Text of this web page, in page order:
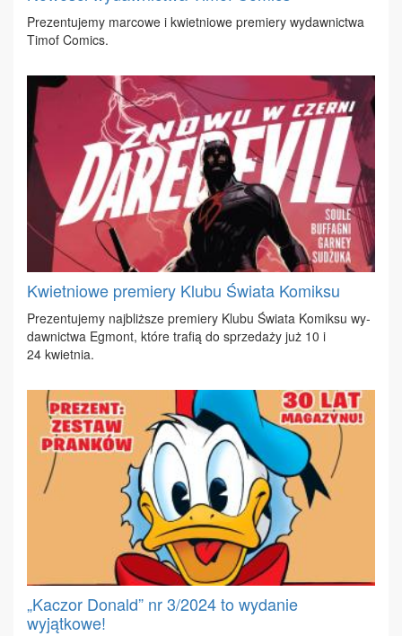
Pre­zen­tu­je­my mar­co­we i kwiet­nio­we pre­mie­ry wy­daw­nic­twa
Ti­mof Co­mics.
Kwietniowe premiery Klubu Świata Komiksu
Pre­zen­tu­je­my naj­bliż­sze pre­mie­ry Klu­bu Świa­ta Ko­mik­su wy­
daw­nic­twa Eg­mont, któ­re tra­fią do sprze­da­ży już 10 i
24 kwiet­nia.
„Kaczor Donald” nr 3/2024 to wydanie
wyjątkowe!